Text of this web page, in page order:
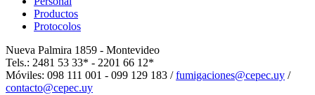
Productos
Protocolos
Nueva Palmira 1859 - Montevideo
Tels.: 2481 53 33* - 2201 66 12*
Móviles: 098 111 001 - 099 129 183 /fumigaciones@cepec.uy /
contacto@cepec.uy